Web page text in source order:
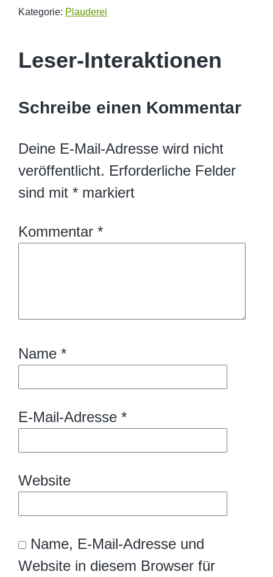
Kategorie: Plauderei
Leser-Interaktionen
Schreibe einen Kommentar
Deine E-Mail-Adresse wird nicht
veröffentlicht. Erforderliche Felder
sind mit * markiert
Kommentar *
Name *
E-Mail-Adresse *
Website
Name, E-Mail-Adresse und
Website in diesem Browser für